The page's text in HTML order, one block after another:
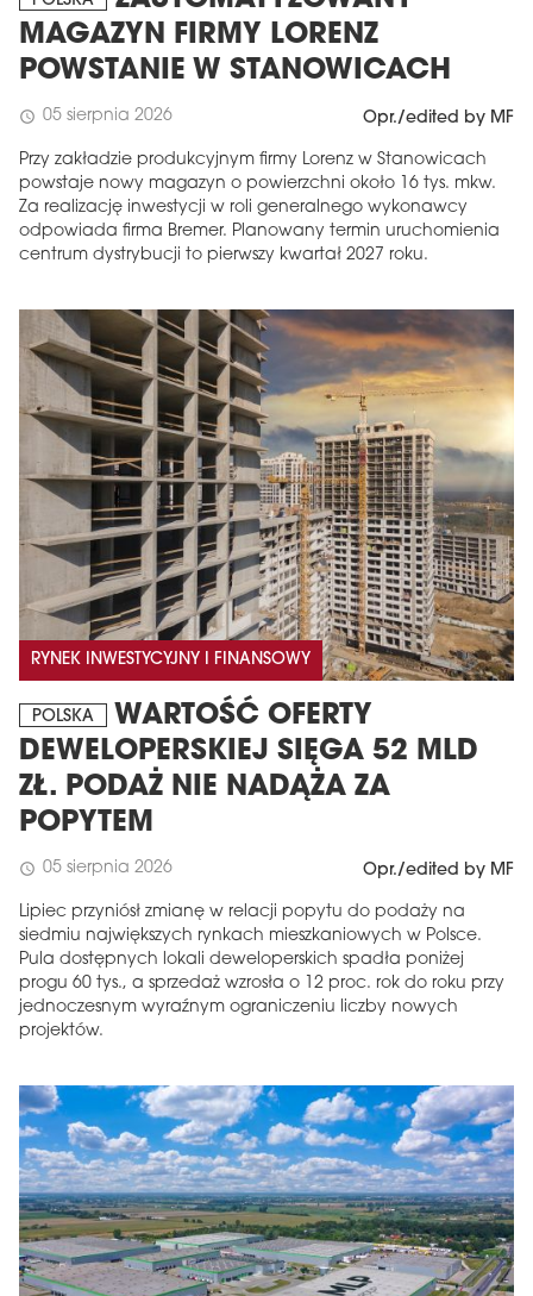
MAGAZYN FIRMY LORENZ
POWSTANIE W STANOWICACH
schedule 05 sierpnia 2026 Opr./edited by MF
Przy zakładzie produkcyjnym firmy Lorenz w Stanowicach
powstaje nowy magazyn o powierzchni około 16 tys. mkw.
Za realizację inwestycji w roli generalnego wykonawcy
odpowiada firma Bremer. Planowany termin uruchomienia
centrum dystrybucji to pierwszy kwartał 2027 roku.
RYNEK INWESTYCYJNY I FINANSOWY
POLSKA
WARTOŚĆ OFERTY
DEWELOPERSKIEJ SIĘGA 52 MLD
ZŁ. PODAŻ NIE NADĄŻA ZA
POPYTEM
schedule 05 sierpnia 2026 Opr./edited by MF
Lipiec przyniósł zmianę w relacji popytu do podaży na
siedmiu największych rynkach mieszkaniowych w Polsce.
Pula dostępnych lokali deweloperskich spadła poniżej
progu 60 tys., a sprzedaż wzrosła o 12 proc. rok do roku przy
jednoczesnym wyraźnym ograniczeniu liczby nowych
projektów.